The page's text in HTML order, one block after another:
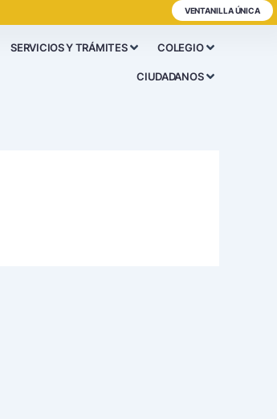
VENTANILLA ÚNICA
SERVICIOS Y TRÁMITES COLEGIO
CIUDADANOS